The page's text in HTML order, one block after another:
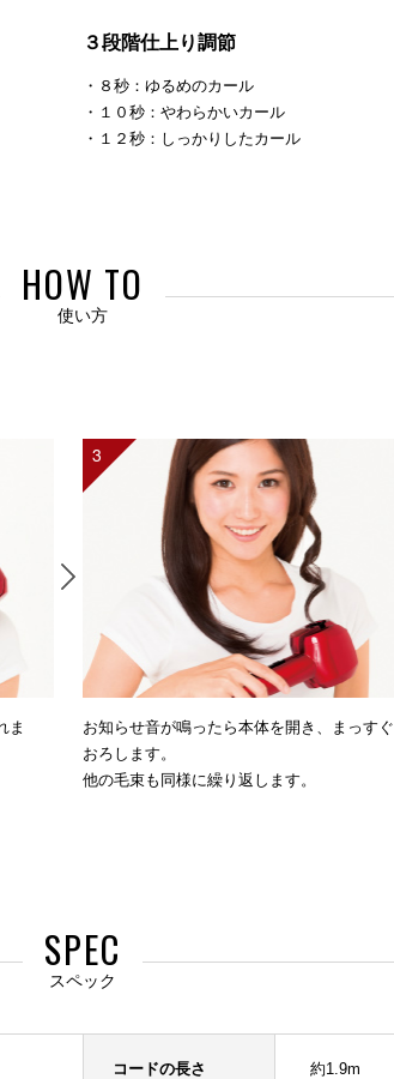
３段階仕上り調節
・８秒：ゆるめのカール
・１０秒：やわらかいカール
・１２秒：しっかりしたカール
HOW TO
使い方
ま
3
お知らせ音が鳴ったら本体を開き、まっすぐ
おろします。
他の毛束も同様に繰り返します。
SPEC
スペック
コードの長さ 約1.9m